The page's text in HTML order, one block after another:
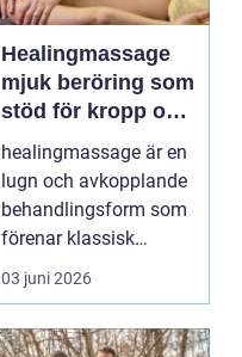
Healingmassage
mjuk beröring som
stöd för kropp och
själ
healingmassage är en
lugn och avkopplande
behandlingsform som
förenar klassisk
massage med
energibas...
03 juni 2026